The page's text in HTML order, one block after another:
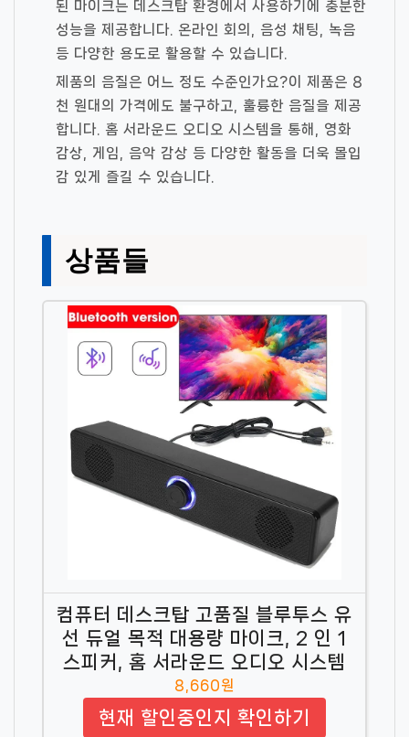
된 마이크는 데스크탑 환경에서 사용하기에 충분한
성능을 제공합니다. 온라인 회의, 음성 채팅, 녹음
등 다양한 용도로 활용할 수 있습니다.
제품의 음질은 어느 정도 수준인가요?이 제품은 8
천 원대의 가격에도 불구하고, 훌륭한 음질을 제공
합니다. 홈 서라운드 오디오 시스템을 통해, 영화
감상, 게임, 음악 감상 등 다양한 활동을 더욱 몰입
감 있게 즐길 수 있습니다.
상품들
컴퓨터 데스크탑 고품질 블루투스 유
선 듀얼 목적 대용량 마이크, 2 인 1
스피커, 홈 서라운드 오디오 시스템
8,660원
현재 할인중인지 확인하기